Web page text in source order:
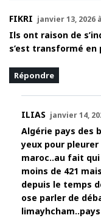
FIKRI janvier 13, 2026
Ils ont raison de
s’est transformé
Répondre
ILIAS janvier 14,
Algérie pays des
yeux pour
maroc..au fait
moins de 421
depuis le temps
ose parler de